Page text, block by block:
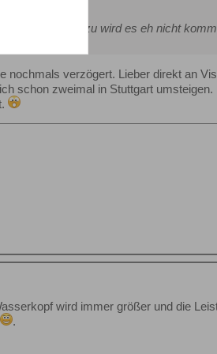
. Ist aber egal, dazu wird es eh nicht
nochmals verzögert. Lieber direkt an
schon zweimal in Stuttgart umsteigen.
wird immer größer und die
.